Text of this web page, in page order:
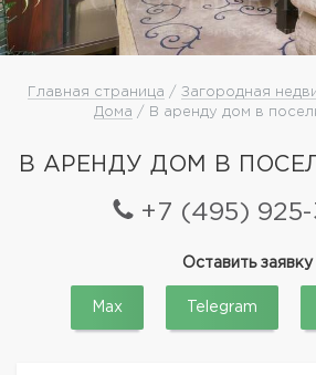
Главная страница / Загородная
Дома / В аренду дом в
В АРЕНДУ ДОМ В
+7 (495)
Оставить заявку
Max Telegram